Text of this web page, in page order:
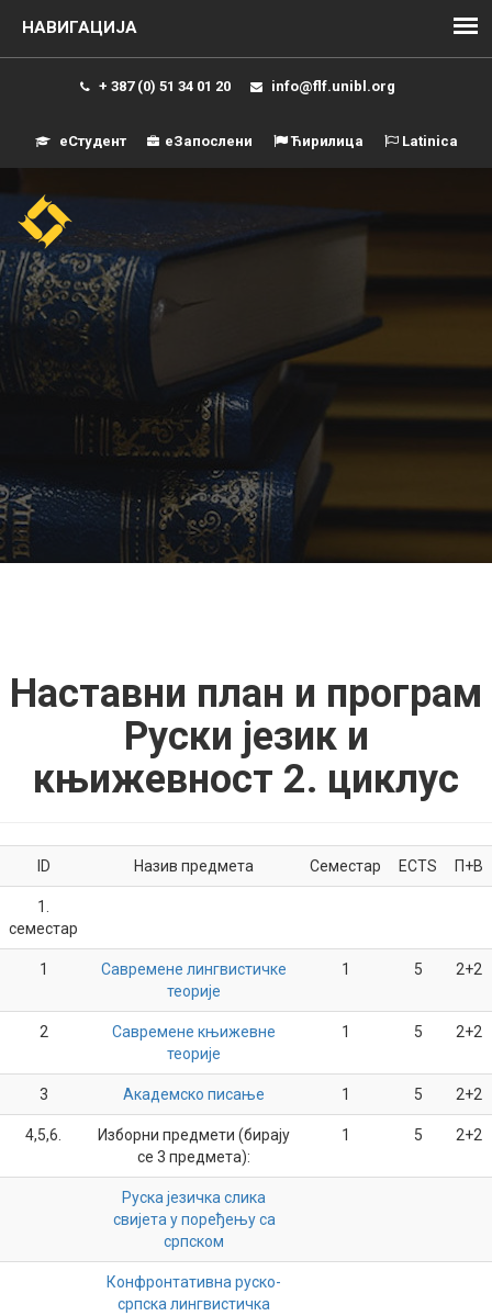
+ 387 (0) 51 34 01 20 info@flf.unibl.org
еСтудент еЗапослени Ћирилица Latinica
Наставни план и програм
Руски језик и
књижевност 2. циклус
ID Назив предмета Семестар ECTS П+В
1.
семестар
1
Савремене лингвистичке
теорије
1 5 2+2
2
Савремене књижевне
теорије
1 5 2+2
3 Академско писање 1 5 2+2
4,5,6.
Изборни предмети (бирају
се 3 предмета):
1 5 2+2
Руска језичка слика
свијета у поређењу са
српском
Конфронтативна руско-
српска лингвистичка